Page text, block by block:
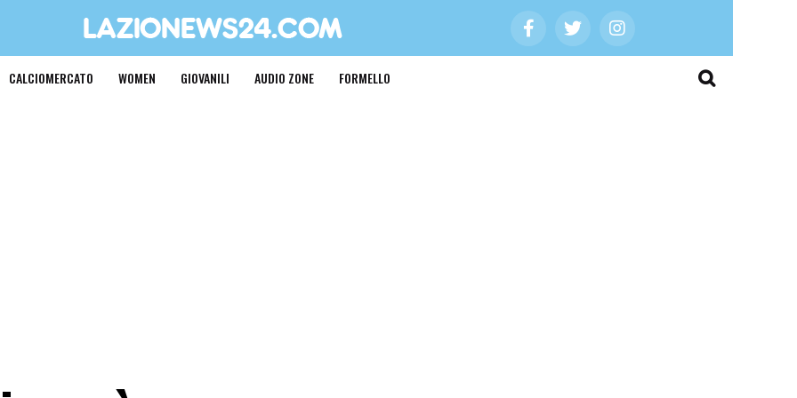
CALCIOMERCATO WOMEN GIOVANILI AUDIO ZONE FORMELLO